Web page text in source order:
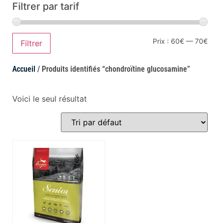
Filtrer par tarif
Filtrer Prix : 60€ — 70€
Accueil / Produits identifiés “chondroïtine glucosamine”
Voici le seul résultat